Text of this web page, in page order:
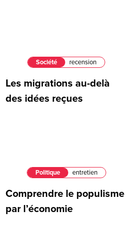
Société recension
Les migrations au-delà
des idées reçues
Politique entretien
Comprendre le populisme
par l’économie